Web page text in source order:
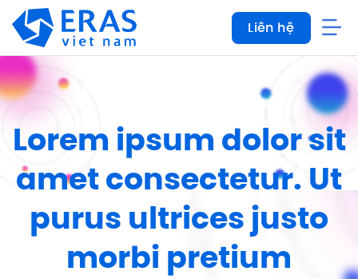
qua
dung
Liên hệ
Lorem ipsum dolor sit
amet consectetur. Ut
purus ultrices justo
morbi pretium